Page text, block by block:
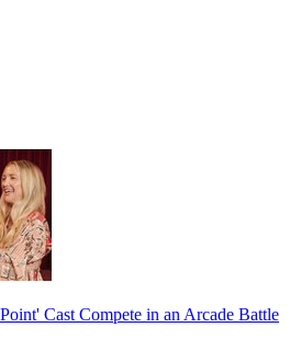
Cast Compete in an Arcade Battle